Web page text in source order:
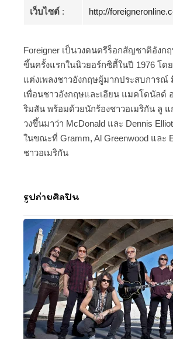
เว็บไซต์ : http://
Foreigner เป็นวงดนตรีร็อกสัญชาติอังก
ขึ้นครั้งแรกในนิวยอร์กซิตี้ในปี 1976 โด
แต่งเพลงชาวอังกฤษผู้มากประสบการณ์
เพื่อนชาวอังกฤษและเอียน แมคโดนัลด์
ริมสัน พร้อมด้วยนักร้องชาวอเมริกัน ลู
วงขึ้นมาว่า McDonald และ Dennis
ในขณะที่ Gramm, Al Greenwood และ
ชาวอเมริกัน
รูปถ่ายศิลปิน